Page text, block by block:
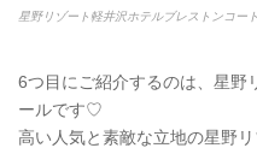
星野リゾート軽井沢ホテルブレストンコー
6つ目にご紹介するのは、星野
ールです♡
高い人気と素敵な立地の星野